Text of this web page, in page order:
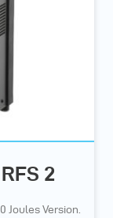
2
Joules Version.